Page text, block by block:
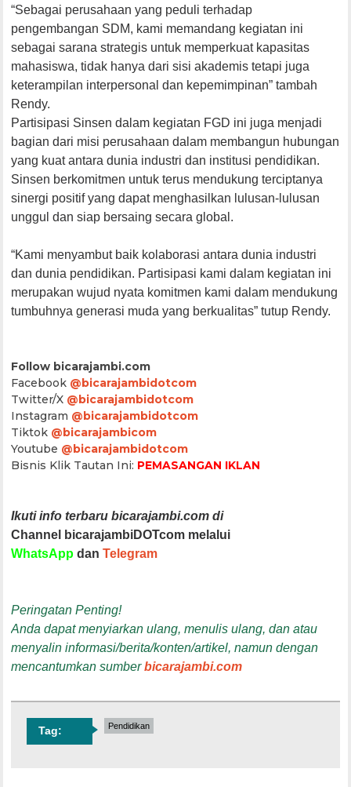
“Sebagai perusahaan yang peduli terhadap
pengembangan SDM, kami memandang kegiatan ini
sebagai sarana strategis untuk memperkuat kapasitas
mahasiswa, tidak hanya dari sisi akademis tetapi juga
keterampilan interpersonal dan kepemimpinan” tambah
Rendy.
Partisipasi Sinsen dalam kegiatan FGD ini juga menjadi
bagian dari misi perusahaan dalam membangun hubungan
yang kuat antara dunia industri dan institusi pendidikan.
Sinsen berkomitmen untuk terus mendukung terciptanya
sinergi positif yang dapat menghasilkan lulusan-lulusan
unggul dan siap bersaing secara global.
“Kami menyambut baik kolaborasi antara dunia industri
dan dunia pendidikan. Partisipasi kami dalam kegiatan ini
merupakan wujud nyata komitmen kami dalam mendukung
tumbuhnya generasi muda yang berkualitas” tutup Rendy.
Follow bicarajambi.com
Facebook @bicarajambidotcom
Twitter/X @bicarajambidotcom
Instagram @bicarajambidotcom
Tiktok @bicarajambicom
Youtube @bicarajambidotcom
Bisnis Klik Tautan Ini: PEMASANGAN IKLAN
Ikuti info terbaru bicarajambi.com di
Channel bicarajambiDOTcom melalui
WhatsApp danTelegram
Peringatan Penting!
Anda dapat menyiarkan ulang, menulis ulang, dan atau
menyalin informasi/berita/konten/artikel, namun dengan
mencantumkan sumberbicarajambi.com
Tag: Pendidikan